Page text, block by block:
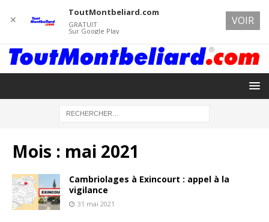
Mois : mai 2021
Cambriolages à Exincourt : appel à la
vigilance
31 mai 2021
✕
ToutMontbeliard.com
GRATUIT
Sur Google Play
VOIR